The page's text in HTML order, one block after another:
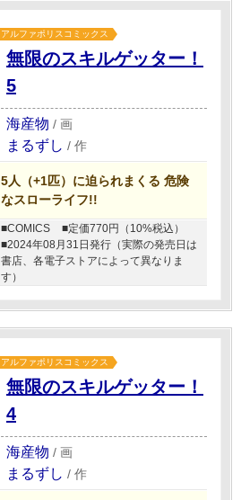
アルファポリスコミックス
無限のスキルゲッター！
5
海産物 / 画
まるずし / 作
5人（+1匹）に迫られまくる 危険
なスローライフ!!
■COMICS
■定価770円（10%税込）
■2024年08月31日発行（実際の発売日は
書店、各電子ストアによって異なりま
す）
アルファポリスコミックス
無限のスキルゲッター！
4
海産物 / 画
まるずし / 作